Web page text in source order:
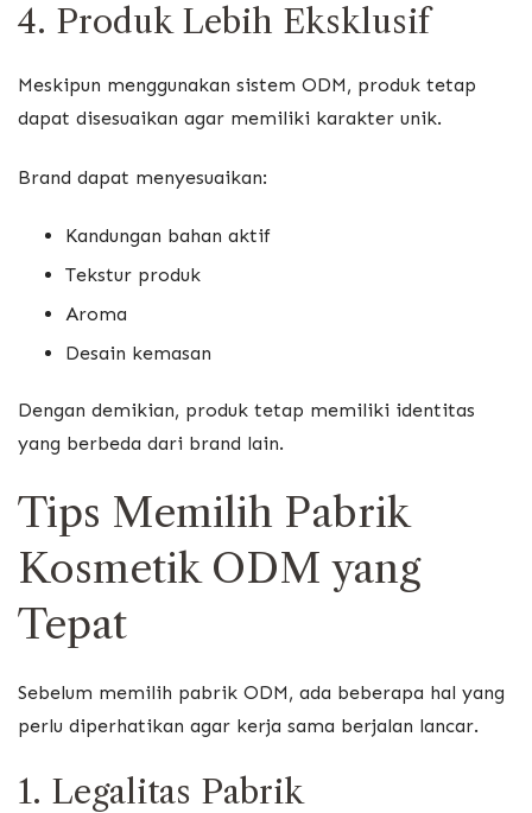
4. Produk Lebih Eksklusif
Meskipun menggunakan sistem ODM, produk tetap
dapat disesuaikan agar memiliki karakter unik.
Brand dapat menyesuaikan:
Kandungan bahan aktif
Tekstur produk
Aroma
Desain kemasan
Dengan demikian, produk tetap memiliki identitas
yang berbeda dari brand lain.
Tips Memilih Pabrik
Kosmetik ODM yang
Tepat
Sebelum memilih pabrik ODM, ada beberapa hal yang
perlu diperhatikan agar kerja sama berjalan lancar.
1. Legalitas Pabrik